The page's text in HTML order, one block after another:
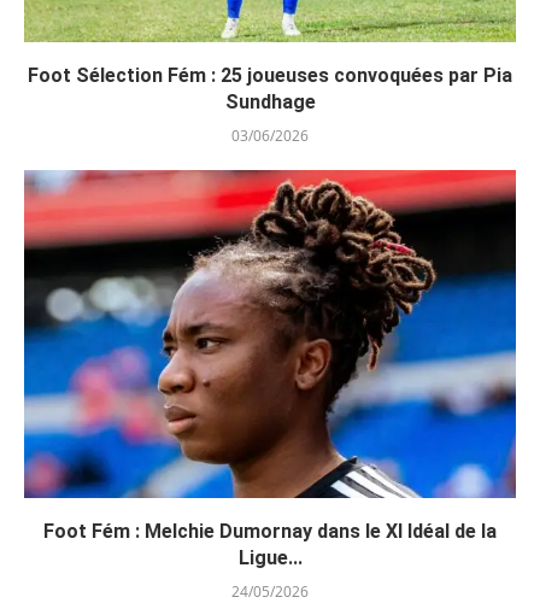
Foot Sélection Fém : 25 joueuses convoquées par Pia
Sundhage
03/06/2026
Foot Fém : Melchie Dumornay dans le XI Idéal de la
Ligue...
24/05/2026